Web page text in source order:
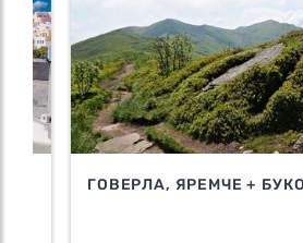
ГОВЕРЛА, ЯРЕМЧЕ +